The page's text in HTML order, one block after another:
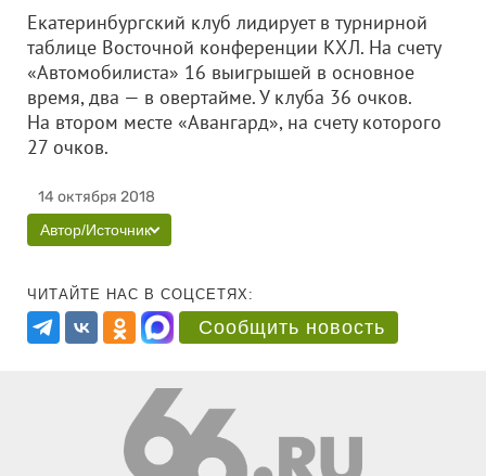
Екатеринбургский клуб лидирует в турнирной
таблице Восточной конференции КХЛ. На счету
«Автомобилиста» 16 выигрышей в основное
время, два — в овертайме. У клуба 36 очков.
На втором месте «Авангард», на счету которого
27 очков.
14 октября 2018
Автор/Источник
ЧИТАЙТЕ НАС В СОЦСЕТЯХ:
Сообщить новость